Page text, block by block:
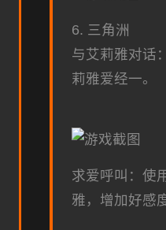
6. 三角洲
与艾莉雅对话
莉雅爱经一。
求爱呼叫：使
雅，增加好感